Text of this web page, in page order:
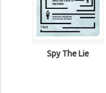
Spy The Lie